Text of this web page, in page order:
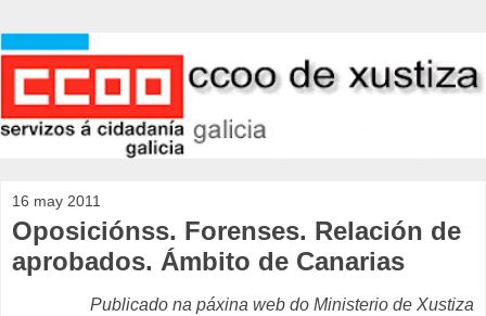
16 may 2011
Oposiciónss. Forenses. Relación de
aprobados. Ámbito de Canarias
Publicado na páxina web do Ministerio de Xustiza